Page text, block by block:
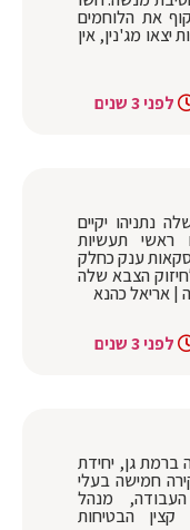
את הלוחמים
מג'נין, אין
לפני 3 שנים
נתניהו יקיים
תעשיות
ענק כחלק
הצבא שלה
| אריאל כהנא
לפני 3 שנים
ברמת גן, יחידת
לחקירה חמישה בעלי
מנהל
קצין הבטיחות